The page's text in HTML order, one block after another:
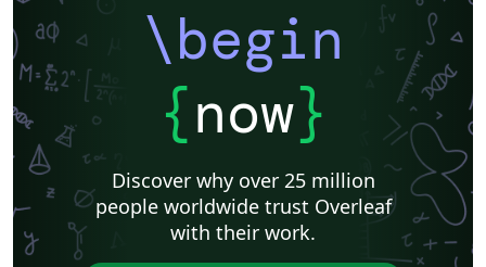
\begin
{now}
Discover why over 25 million
people worldwide trust Overleaf
with their work.